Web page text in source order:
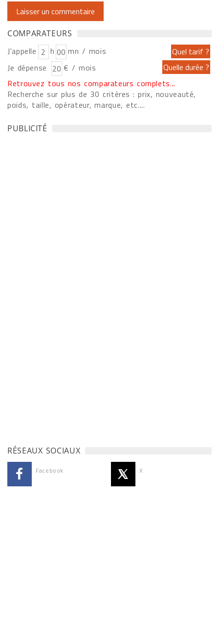
COMPARATEURS
J'appelle h
mn / mois
Je dépense
€ / mois
Retrouvez tous nos comparateurs complets...
Recherche sur plus de 30 critères : prix, nouveauté,
poids, taille, opérateur, marque, etc....
PUBLICITÉ
RÉSEAUX SOCIAUX
Facebook X